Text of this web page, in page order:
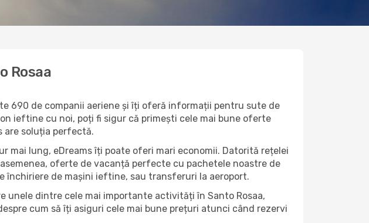
Rosaa
690 de companii aeriene și îți oferă informații pentru sute de
ieftine cu noi, poți fi sigur că primești cele mai bune oferte
are soluția perfectă.
mai lung, eDreams îți poate oferi mari economii. Datorită rețelei
oferte de vacanță perfecte cu pachetele noastre de
închiriere de mașini ieftine, sau transferuri la aeroport.
unele dintre cele mai importante activități în Santo Rosaa,
cum să îți asiguri cele mai bune prețuri atunci când rezervi